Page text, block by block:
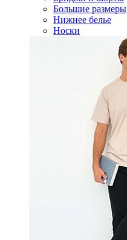
Большие размеры
Нижнее белье
Носки